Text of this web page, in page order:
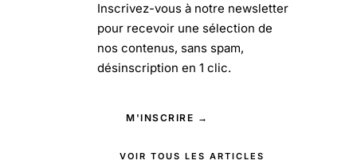
Inscrivez-vous à notre newsletter
pour recevoir une sélection de
nos contenus, sans spam,
désinscription en 1 clic.
M'INSCRIRE →
VOIR TOUS LES ARTICLES